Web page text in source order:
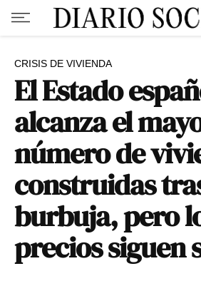
CRISIS DE VIVIENDA
El Estado
alcanza el
número de
construidas
burbuja, pero
precios siguen